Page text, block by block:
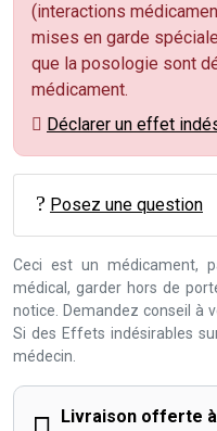
(interactions
mises en garde
que la posologie sont
médicament.
Déclarer un effet
Posez une question
Ceci est un médicament,
médical, garder hors de
notice. Demandez conseil à
Si des Effets indésirables
médecin.
Livraison offerte